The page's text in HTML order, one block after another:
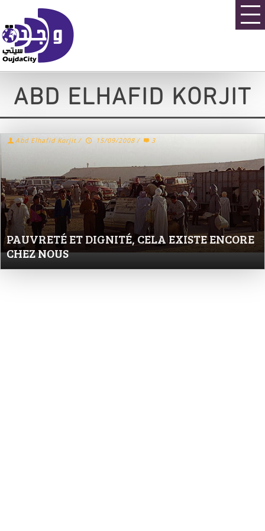
ABD ELHAFID KORJIT
PAUVRETÉ ET DIGNITÉ, CELA EXISTE ENCORE
CHEZ NOUS
Abd Elhafid Korjit / 15/09/2008 / 3